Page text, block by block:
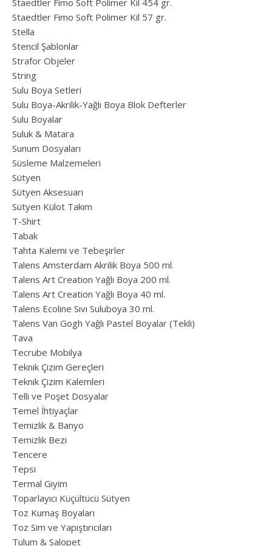
Staedtler Fimo Soft Polimer Kil 454 gr.
Staedtler Fimo Soft Polimer Kil 57 gr.
Stella
Stencil Şablonlar
Strafor Objeler
String
Sulu Boya Setleri
Sulu Boya-Akrilik-Yağlı Boya Blok Defterler
Sulu Boyalar
Suluk & Matara
Sunum Dosyaları
Süsleme Malzemeleri
Sütyen
Sütyen Aksesuarı
Sütyen Külot Takım
T-Shirt
Tabak
Tahta Kalemi ve Tebeşirler
Talens Amsterdam Akrilik Boya 500 ml.
Talens Art Creation Yağlı Boya 200 ml.
Talens Art Creation Yağlı Boya 40 ml.
Talens Ecoline Sıvı Suluboya 30 ml.
Talens Van Gogh Yağlı Pastel Boyalar (Tekli)
Tava
Tecrube Mobilya
Teknik Çizim Gereçleri
Teknik Çizim Kalemleri
Telli ve Poşet Dosyalar
Temel İhtiyaçlar
Temizlik & Banyo
Temizlik Bezi
Tencere
Tepsi
Termal Giyim
Toparlayıcı Küçültücü Sütyen
Toz Kumaş Boyaları
Toz Sim ve Yapıştırıcıları
Tulum & Salopet